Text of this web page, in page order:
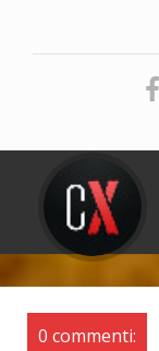
0 commenti: